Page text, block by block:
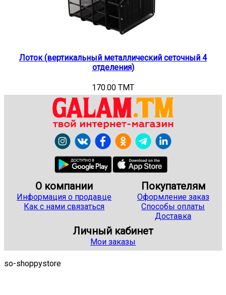
Лоток (вертикальный металлический сеточный 4
отделения)
170.00 TMT
О компании
Информация о продавце
Как с нами связаться
Покупателям
Оформление заказ
Способы оплаты
Доставка
Личный кабинет
Мои заказы
so-shoppystore